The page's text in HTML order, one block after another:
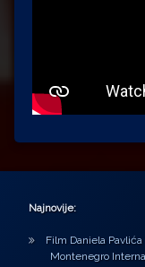
Najnovije:
Film Daniela Pavlića
Montenegro